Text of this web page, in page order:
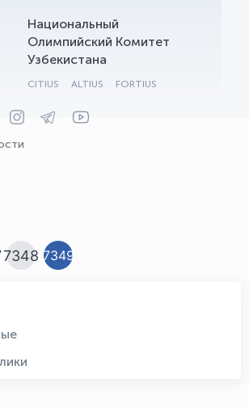
Национальный
Олимпийский Комитет
Узбекистана
CITIUS ALTIUS FORTIUS
7348 7349
AI - yordamchi